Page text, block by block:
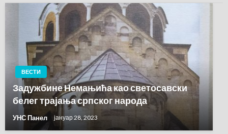
ВЕСТИ
Задужбине Немањића као светосавски
белег трајања српског народа
УНС Панел јануар 28, 2023